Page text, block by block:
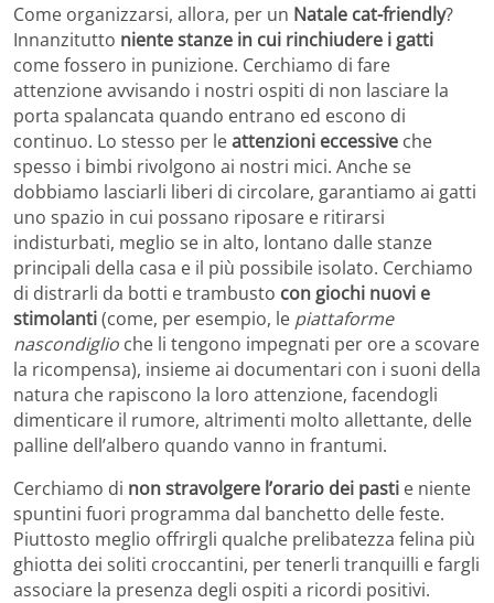
Come organizzarsi, allora, per un Natale cat-friendly?
Innanzitutto niente stanze in cui rinchiudere i gatti
come fossero in punizione. Cerchiamo di fare
attenzione avvisando i nostri ospiti di non lasciare la
porta spalancata quando entrano ed escono di
continuo. Lo stesso per leattenzioni eccessive che
spesso i bimbi rivolgono ai nostri mici. Anche se
dobbiamo lasciarli liberi di circolare, garantiamo ai gatti
uno spazio in cui possano riposare e ritirarsi
indisturbati, meglio se in alto, lontano dalle stanze
principali della casa e il più possibile isolato. Cerchiamo
di distrarli da botti e trambusto con giochi nuovi e
stimolanti(come, per esempio, le piattaforme
nascondiglio che li tengono impegnati per ore a scovare
la ricompensa), insieme ai documentari con i suoni della
natura che rapiscono la loro attenzione, facendogli
dimenticare il rumore, altrimenti molto allettante, delle
palline dell’albero quando vanno in frantumi.
Cerchiamo di non stravolgere l’orario dei pasti e niente
spuntini fuori programma dal banchetto delle feste.
Piuttosto meglio offrirgli qualche prelibatezza felina più
ghiotta dei soliti croccantini, per tenerli tranquilli e fargli
associare la presenza degli ospiti a ricordi positivi.